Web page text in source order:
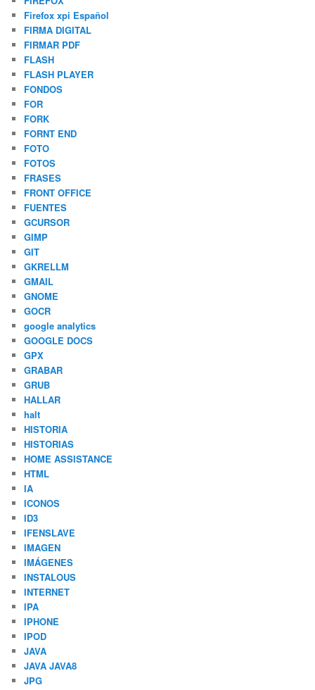
Firefox xpi Español
FIRMA DIGITAL
FIRMAR PDF
FLASH
FLASH PLAYER
FONDOS
FOR
FORK
FORNT END
FOTO
FOTOS
FRASES
FRONT OFFICE
FUENTES
GCURSOR
GIMP
GIT
GKRELLM
GMAIL
GNOME
GOCR
google analytics
GOOGLE DOCS
GPX
GRABAR
GRUB
HALLAR
halt
HISTORIA
HISTORIAS
HOME ASSISTANCE
HTML
IA
ICONOS
ID3
IFENSLAVE
IMAGEN
IMÁGENES
INSTALOUS
INTERNET
IPA
IPHONE
IPOD
JAVA
JAVA JAVA8
JPG